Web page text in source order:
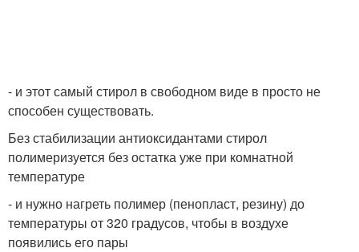
- и этот самый стирол в свободном виде в просто не
способен существовать.
Без стабилизации антиоксидантами стирол
полимеризуется без остатка уже при комнатной
температуре
- и нужно нагреть полимер (пенопласт, резину) до
температуры от 320 градусов, чтобы в воздухе
появились его пары